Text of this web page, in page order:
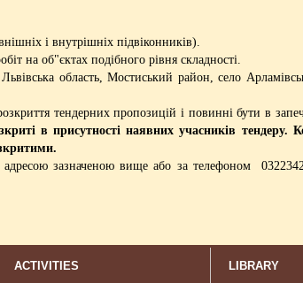
і внутрішніх підвіконників).
на об"єктах подібного рівня складності.
область, Мостиський район, село
тендерних пропозицій і повинні бути в
в присутності наявних учасників тендеру.
зазначеною вище або за телефоном
ACTIVITIES
LIBRARY